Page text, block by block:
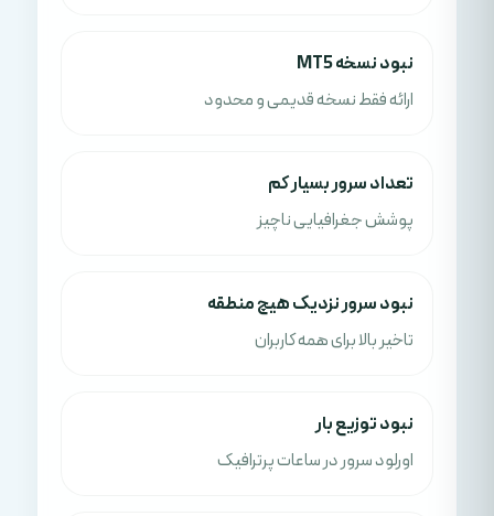
نبود نسخه MT5
ارائه فقط نسخه قدیمی و محدود
تعداد سرور بسیار کم
پوشش جغرافیایی ناچیز
نبود سرور نزدیک هیچ منطقه
تاخیر بالا برای همه کاربران
نبود توزیع بار
اورلود سرور در ساعات پرترافیک